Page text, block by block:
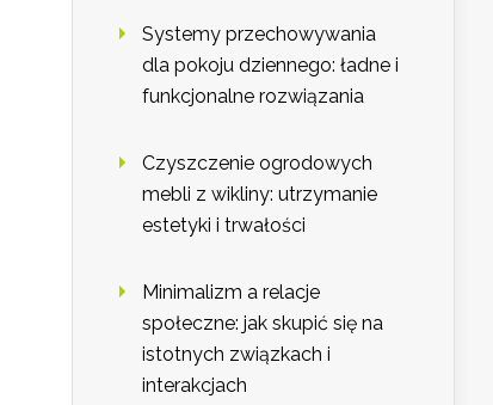
Systemy przechowywania
dla pokoju dziennego: ładne i
funkcjonalne rozwiązania
Czyszczenie ogrodowych
mebli z wikliny: utrzymanie
estetyki i trwałości
Minimalizm a relacje
społeczne: jak skupić się na
istotnych związkach i
interakcjach